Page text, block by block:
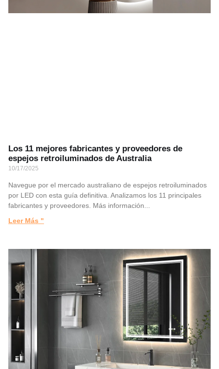
Los 11 mejores fabricantes y proveedores de
espejos retroiluminados de Australia
10/17/2025
Navegue por el mercado australiano de espejos retroiluminados
por LED con esta guía definitiva. Analizamos los 11 principales
fabricantes y proveedores. Más información...
Leer Más "